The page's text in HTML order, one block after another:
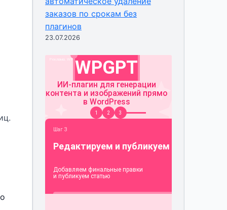
заказов по срокам без
плагинов
23.07.2026